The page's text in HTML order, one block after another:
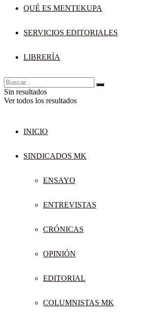
QUÉ ES MENTEKUPA
SERVICIOS EDITORIALES
LIBRERÍA
Sin resultados
Ver todos los resultados
INICIO
SINDICADOS MK
ENSAYO
ENTREVISTAS
CRÓNICAS
OPINIÓN
EDITORIAL
COLUMNISTAS MK